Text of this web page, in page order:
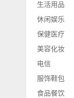
生活用品
休闲娱乐
保健医疗
美容化妆
电信
服饰鞋包
食品餐饮